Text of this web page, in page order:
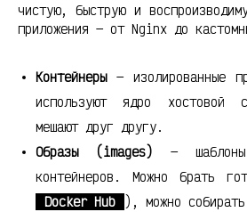
чистую, быструю и
приложения — от Nginx до
Контейнеры— изолированные
используют ядро
мешают друг другу.
Образы (images) —
контейнеров. Можно брать
Docker Hub
), можно